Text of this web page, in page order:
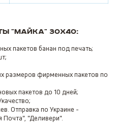
"Майка" 30x40:
пакетов банан под печать;
размеров фирменных пакетов по
пакетов до 10 дней;
Отправка по Украине -
Почта", "Деливери".